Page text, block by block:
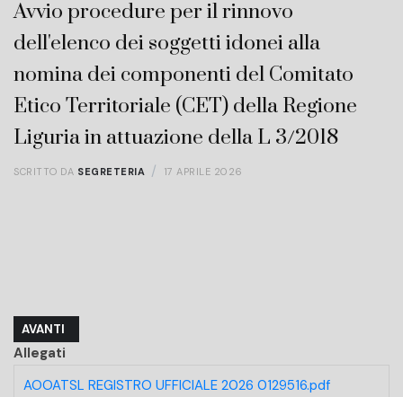
Avvio procedure per il rinnovo
dell'elenco dei soggetti idonei alla
nomina dei componenti del Comitato
Etico Territoriale (CET) della Regione
Liguria in attuazione della L 3/2018
SCRITTO DA SEGRETERIA 17 APRILE 2026
ARTICOLO SUCCESSIVO: PROT.N.0016502/2026 - TRASMISSIONE
AVANTI
Allegati
AOOATSL REGISTRO UFFICIALE 2026 0129516.pdf